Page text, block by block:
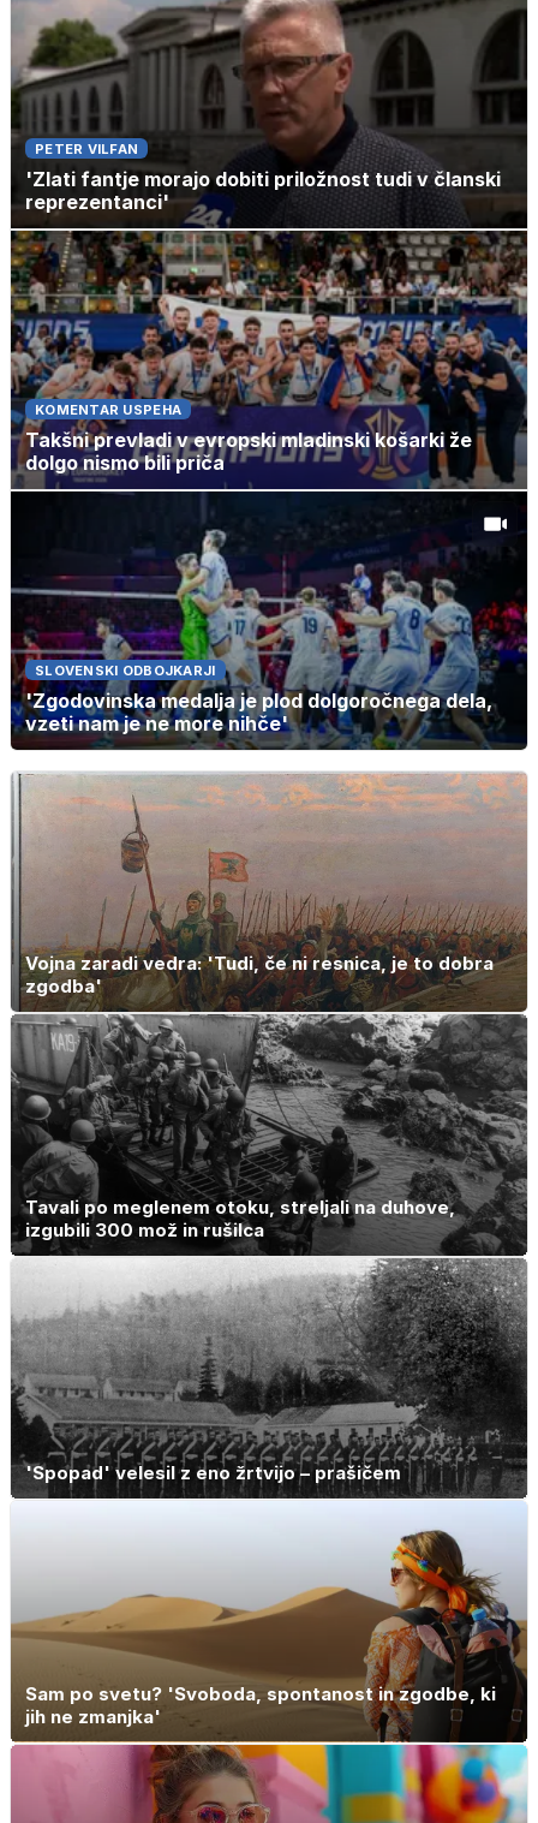
PETER VILFAN
'Zlati fantje morajo dobiti priložnost tudi v članski
reprezentanci'
KOMENTAR USPEHA
Takšni prevladi v evropski mladinski košarki že
dolgo nismo bili priča
SLOVENSKI ODBOJKARJI
'Zgodovinska medalja je plod dolgoročnega dela,
vzeti nam je ne more nihče'
Vojna zaradi vedra: 'Tudi, če ni resnica, je to dobra
zgodba'
Tavali po meglenem otoku, streljali na duhove,
izgubili 300 mož in rušilca
'Spopad' velesil z eno žrtvijo – prašičem
Sam po svetu? 'Svoboda, spontanost in zgodbe, ki
jih ne zmanjka'